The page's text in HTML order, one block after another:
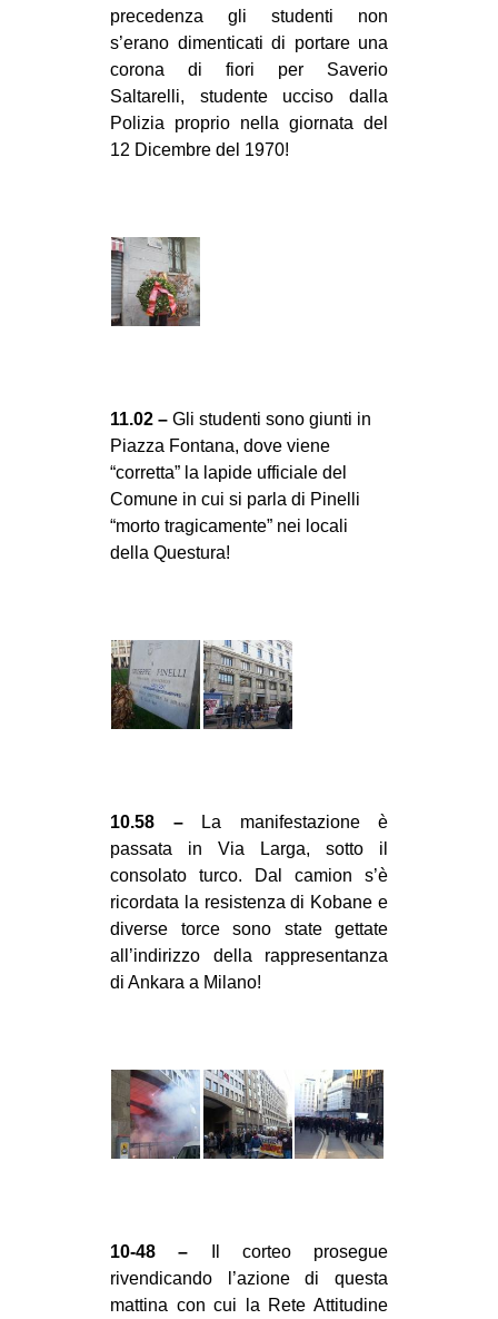
precedenza gli studenti non
s’erano dimenticati di portare una
corona di fiori per Saverio
Saltarelli, studente ucciso dalla
Polizia proprio nella giornata del
12 Dicembre del 1970!
11.02 – Gli studenti sono giunti in
Piazza Fontana, dove viene
“corretta” la lapide ufficiale del
Comune in cui si parla di Pinelli
“morto tragicamente” nei locali
della Questura!
10.58 –La manifestazione è
passata in Via Larga, sotto il
consolato turco. Dal camion s’è
ricordata la resistenza di Kobane e
diverse torce sono state gettate
all’indirizzo della rappresentanza
di Ankara a Milano!
10-48 – Il corteo prosegue
rivendicando l’azione di questa
mattina con cui la Rete Attitudine